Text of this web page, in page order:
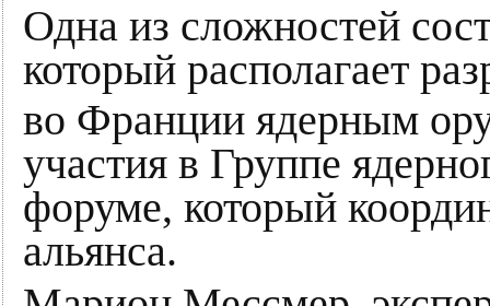
Одна из сложностей
который располагает
во Франции ядерным
участия в Группе
форуме, который
альянса.